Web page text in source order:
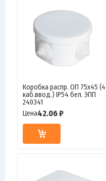
Коробка распр. ОП 75х45 (4
каб.ввод.) IP54 бел. ЭПП
240341
Цена42.06 ₽